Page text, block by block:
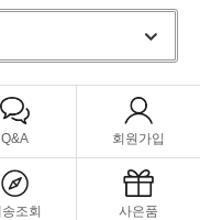
Q&A 회원가입
조회 사은품